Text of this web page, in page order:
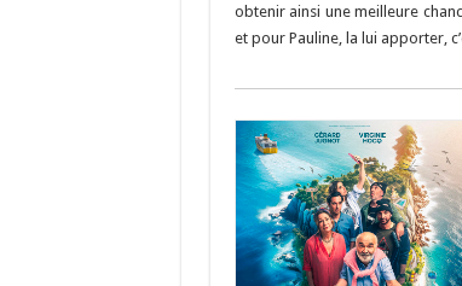
obtenir ainsi une meilleure
et pour Pauline, la lui apporter,